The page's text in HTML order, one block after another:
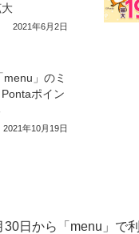
2021年6月2日
menu」のミ
ポイン
2021年10月19日
日から「menu」で